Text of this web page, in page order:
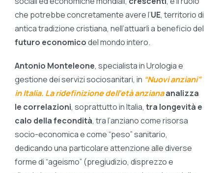
che potrebbe concretamente avere l’UE, territorio di
antica tradizione cristiana, nell’attuarli a beneficio del
futuro economicodel mondo intero.
Antonio Monteleone, specialista in Urologia e
gestione dei servizi sociosanitari, in “Nuovi anziani”
in Italia. La ridefinizione dell’età anzianaanalizza
le correlazioni, soprattutto in Italia, tra longevità e
calo della fecondità, tra l’anziano come risorsa
socio-economica e come “peso” sanitario,
dedicando una particolare attenzione alle diverse
forme di “ageismo” (pregiudizio, disprezzo e